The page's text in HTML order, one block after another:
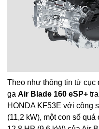
Theo như thông tin từ cục
ga Air Blade 160 eSP+
HONDA KF53E với công
(11,2 kW), một con số